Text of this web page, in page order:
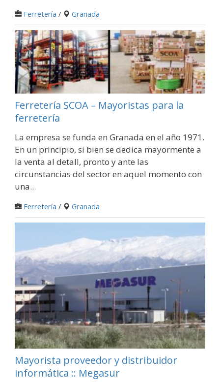
Ferretería / Granada
Ferretería SCOA – Mayoristas para la
ferretería
La empresa se funda en Granada en el año 1971.
En un principio, si bien se dedica mayormente a
la venta al detall, pronto y ante las
circunstancias del sector en aquel momento con
una...
Ferretería / Granada
Mayorista proveedor y distribuidor
informática :: Megasur